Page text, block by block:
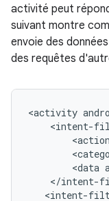
activité peut
suivant montre
envoie des
des requêtes
<activity
<action
<data